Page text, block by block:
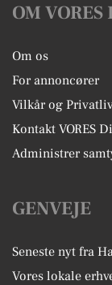
OM
Om os
For annoncører
Vilkår og
Kontakt VORES
Administrer
GENVEJE
Seneste nyt fra
Vores lokale